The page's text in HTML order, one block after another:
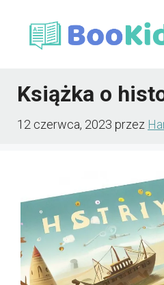
Książka o
12 czerwca, 2023 przez